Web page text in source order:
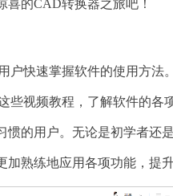
的CAD转换器之旅吧！
快速掌握软件的使用方法
些视频教程，了解软件的各
的用户。无论是初学者还
熟练地应用各项功能，提升